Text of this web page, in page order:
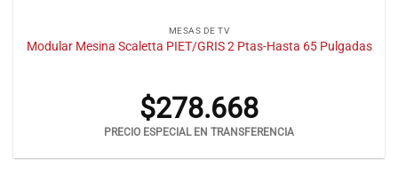
MESAS DE TV
Modular Mesina Scaletta PIET/GRIS 2 Ptas-Hasta 65 Pulgadas
$278.668
PRECIO ESPECIAL EN TRANSFERENCIA